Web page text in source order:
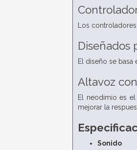
Los
Diseñados
El diseño se
Altavoz
El neodimio es
mejorar la
Sonido